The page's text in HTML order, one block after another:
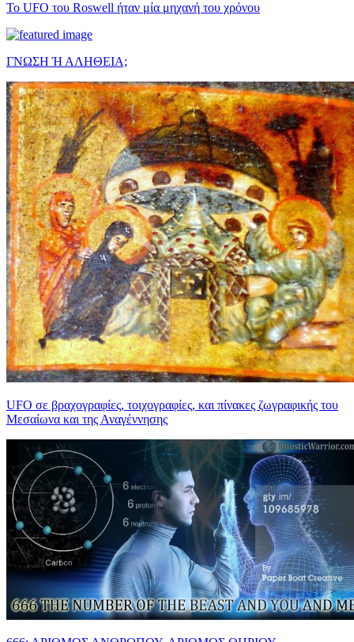
Το UFO του Roswell ήταν μία μηχανή του χρόνου
ΓΝΩΣΗ Ή ΑΛΗΘΕΙΑ;
UFO σε βραχογραφίες, τοιχογραφίες, και πίνακες ζωγραφικής του
Μεσαίωνα και της Αναγέννησης